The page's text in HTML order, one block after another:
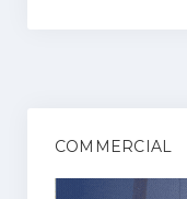
COMMERCIAL